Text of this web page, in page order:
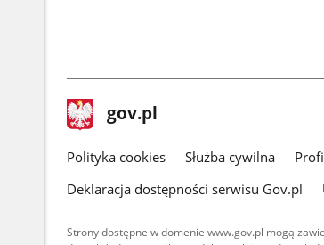
stopka
gov.pl Strona
gov.pl
gov.pl
Polityka cookies Służba cywilna
Deklaracja dostępności serwisu Gov.pl
Strony dostępne w domenie www.gov.pl mogą